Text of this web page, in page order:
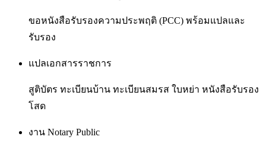
ขอหนังสือรับรองความประพฤติ (PCC) พร้อมแปลและ
รับรอง
แปลเอกสารราชการ
สูติบัตร ทะเบียนบ้าน ทะเบียนสมรส ใบหย่า หนังสือรับรอง
โสด
งาน Notary Public